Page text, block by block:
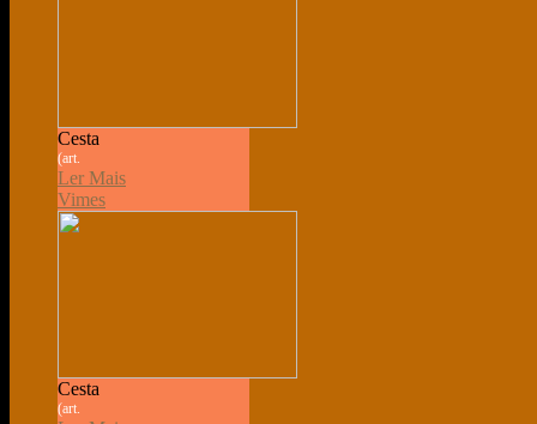
Cesta
(art.
Ler Mais
Vimes
Cesta
(art.